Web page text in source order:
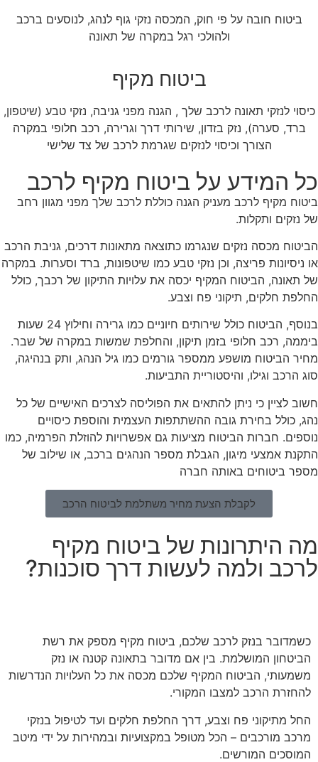
ביטוח חובה על פי חוק, המכסה נזקי גוף לנהג, לנוסעים ברכב
ולהולכי רגל במקרה של תאונה
ביטוח מקיף
כיסוי לנזקי תאונה לרכב שלך , הגנה מפני גניבה, נזקי טבע (שיטפון,
ברד, סערה), נזק בזדון, שירותי דרך וגרירה, רכב חלופי במקרה
הצורך וכיסוי לנזקים שגרמת לרכב של צד שלישי
כל המידע על ביטוח מקיף לרכב
ביטוח מקיף לרכב מעניק הגנה כוללת לרכב שלך מפני מגוון רחב
של נזקים ותקלות.
הביטוח מכסה נזקים שנגרמו כתוצאה מתאונות דרכים, גניבת הרכב
או ניסיונות פריצה, וכן נזקי טבע כמו שיטפונות, ברד וסערות. במקרה
של תאונה, הביטוח המקיף יכסה את עלויות התיקון של רכבך, כולל
החלפת חלקים, תיקוני פח וצבע.
בנוסף, הביטוח כולל שירותים חיוניים כמו גרירה וחילוץ 24 שעות
ביממה, רכב חלופי בזמן תיקון, והחלפת שמשות במקרה של שבר.
מחיר הביטוח מושפע ממספר גורמים כמו גיל הנהג, ותק בנהיגה,
סוג הרכב וגילו, והיסטוריית התביעות.
חשוב לציין כי ניתן להתאים את הפוליסה לצרכים האישיים של כל
נהג, כולל בחירת גובה ההשתתפות העצמית והוספת כיסויים
נוספים. חברות הביטוח מציעות גם אפשרויות להוזלת הפרמיה, כמו
התקנת אמצעי מיגון, הגבלת מספר הנהגים ברכב, או שילוב של
מספר ביטוחים באותה חברה
לקבלת הצעת מחיר משתלמת לביטוח הרכב
מה היתרונות של ביטוח מקיף
לרכב ולמה לעשות דרך סוכנות?
כשמדובר בנזק לרכב שלכם, ביטוח מקיף מספק את רשת
הביטחון המושלמת. בין אם מדובר בתאונה קטנה או נזק
משמעותי, הביטוח המקיף שלכם מכסה את כל העלויות הנדרשות
להחזרת הרכב למצבו המקורי.
החל מתיקוני פח וצבע, דרך החלפת חלקים ועד לטיפול בנזקי
מרכב מורכבים – הכל מטופל במקצועיות ובמהירות על ידי מיטב
המוסכים המורשים.